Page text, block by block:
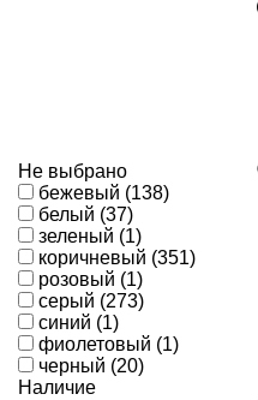
Не выбрано
бежевый (138)
белый (37)
зеленый (1)
коричневый (351)
розовый (1)
серый (273)
синий (1)
фиолетовый (1)
черный (20)
Наличие